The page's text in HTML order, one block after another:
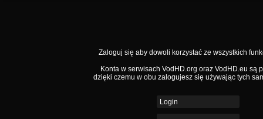
Zaloguj się aby dowoli korzystać ze wszystkich
Konta w serwisach VodHD.org oraz VodHD.eu są
dzięki czemu w obu zalogujesz się używając tych